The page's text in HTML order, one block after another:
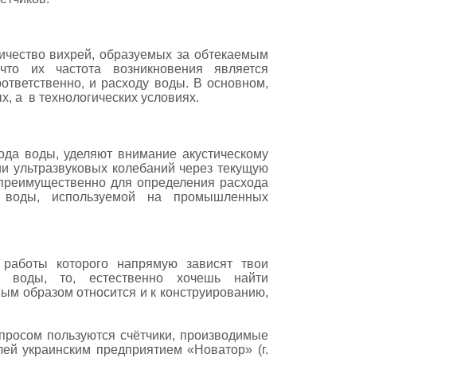
вихрей, образуемых за обтекаемым
их частота возникновения является
и расходу воды. В основном,
а в технологических условиях.
воды, уделяют внимание акустическому
колебаний через текущую
для определения расхода
используемой на промышленных
которого напрямую зависят твои
воды, то, естественно хочешь найти
образом относится и к конструированию,
пользуются счётчики, производимые
украинским предприятием «Новатор» (г.